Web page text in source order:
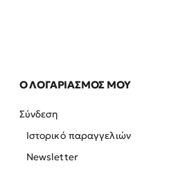
Ο ΛΟΓΑΡΙΑΣΜΟΣ ΜΟΥ
Σύνδεση
Ιστορικό παραγγελιών
Newsletter